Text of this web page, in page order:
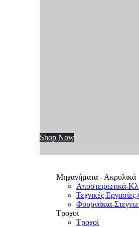
Shop Now
Μηχανήματα - Ακρυλικά
Αποστειρωτικά-
Τεχνικές
Φουρνάκια-
Τροχοί
Τροχοί